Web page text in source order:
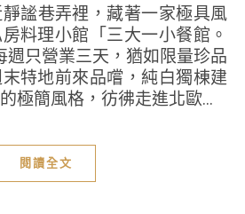
料理小館「三大一小餐館。
只營業三天，猶如限量珍品
特地前來品嚐，純白獨棟建
極簡風格，彷彿走進北歐...
閱讀全文